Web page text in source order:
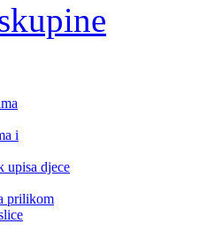
i
upisa djece
prilikom